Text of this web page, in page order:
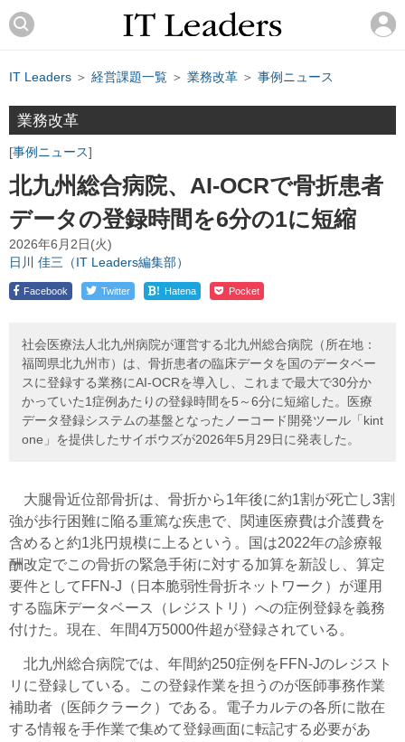
IT Leaders ＞ 経営課題一覧 ＞ 業務改革 ＞ 事例ニュース
業務改革
事例ニュース
北九州総合病院、AI-OCRで骨折患者
データの登録時間を6分の1に短縮
2026年6月2日(火)
日川 佳三（IT Leaders編集部）
Facebook Twitter ! Hatena Pocket
社会医療法人北九州病院が運営する北九州総合病院（所在地：
福岡県北九州市）は、骨折患者の臨床データを国のデータベー
スに登録する業務にAI-OCRを導入し、これまで最大で30分か
かっていた1症例あたりの登録時間を5～6分に短縮した。医療
データ登録システムの基盤となったノーコード開発ツール「kint
one」を提供したサイボウズが2026年5月29日に発表した。
大腿骨近位部骨折は、骨折から1年後に約1割が死亡し3割
強が歩行困難に陥る重篤な疾患で、関連医療費は介護費を
含めると約1兆円規模に上るという。国は2022年の診療報
酬改定でこの骨折の緊急手術に対する加算を新設し、算定
要件としてFFN-J（日本脆弱性骨折ネットワーク）が運用
する臨床データベース（レジストリ）への症例登録を義務
付けた。現在、年間4万5000件超が登録されている。
北九州総合病院では、年間約250症例をFFN-Jのレジスト
リに登録している。この登録作業を担うのが医師事務作業
補助者（医師クラーク）である。電子カルテの各所に散在
する情報を手作業で集めて登録画面に転記する必要があ